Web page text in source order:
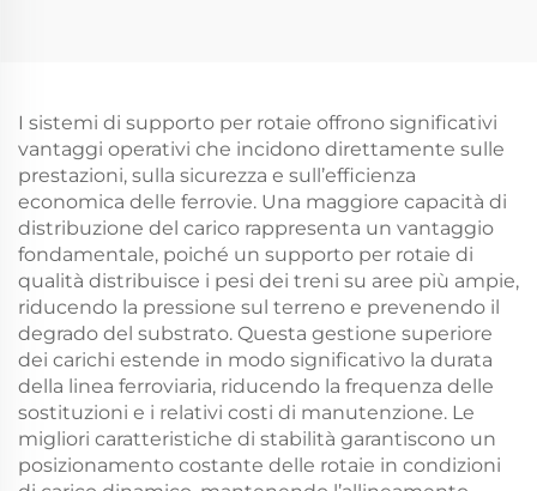
I sistemi di supporto per rotaie offrono significativi
vantaggi operativi che incidono direttamente sulle
prestazioni, sulla sicurezza e sull’efficienza
economica delle ferrovie. Una maggiore capacità di
distribuzione del carico rappresenta un vantaggio
fondamentale, poiché un supporto per rotaie di
qualità distribuisce i pesi dei treni su aree più ampie,
riducendo la pressione sul terreno e prevenendo il
degrado del substrato. Questa gestione superiore
dei carichi estende in modo significativo la durata
della linea ferroviaria, riducendo la frequenza delle
sostituzioni e i relativi costi di manutenzione. Le
migliori caratteristiche di stabilità garantiscono un
posizionamento costante delle rotaie in condizioni